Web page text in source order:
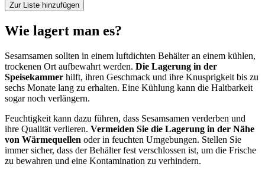
Zur Liste hinzufügen
Wie lagert man es?
Sesamsamen sollten in einem luftdichten Behälter an einem kühlen,
trockenen Ort aufbewahrt werden. Die Lagerung in der
Speisekammer hilft, ihren Geschmack und ihre Knusprigkeit bis zu
sechs Monate lang zu erhalten. Eine Kühlung kann die Haltbarkeit
sogar noch verlängern.
Feuchtigkeit kann dazu führen, dass Sesamsamen verderben und
ihre Qualität verlieren. Vermeiden Sie die Lagerung in der Nähe
von Wärmequellen oder in feuchten Umgebungen. Stellen Sie
immer sicher, dass der Behälter fest verschlossen ist, um die Frische
zu bewahren und eine Kontamination zu verhindern.